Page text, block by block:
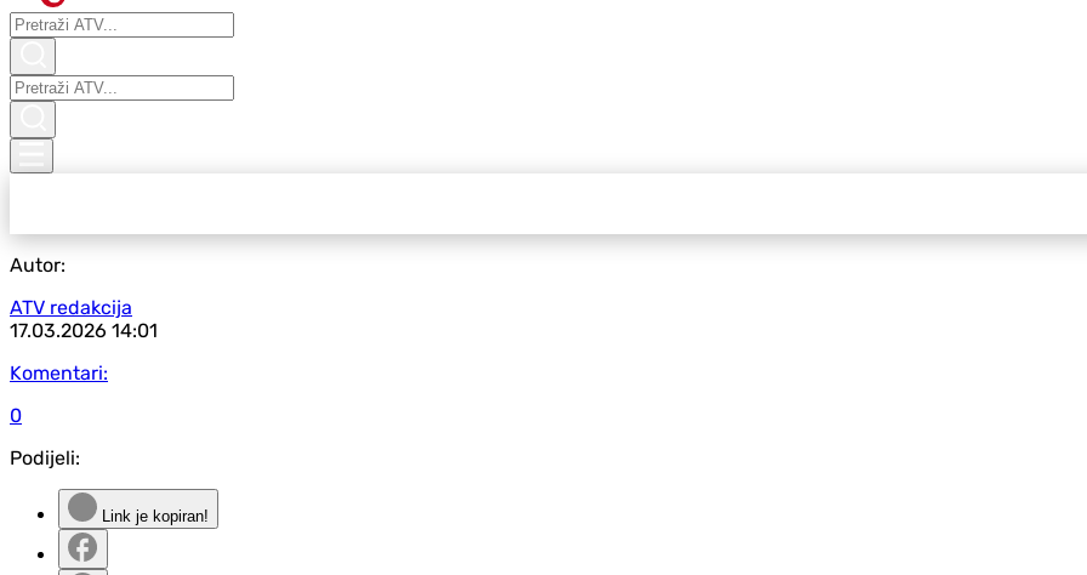
Autor:
ATV redakcija
17.03.2026 14:01
Komentari:
0
Podijeli:
Link je kopiran!